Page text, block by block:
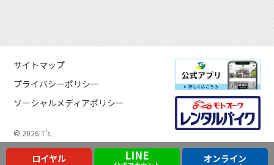
サイトマップ
プライバシーポリシー
ソーシャルメディアポリシー
© 2026 T’s.
ロイヤル
LINE
オンライン